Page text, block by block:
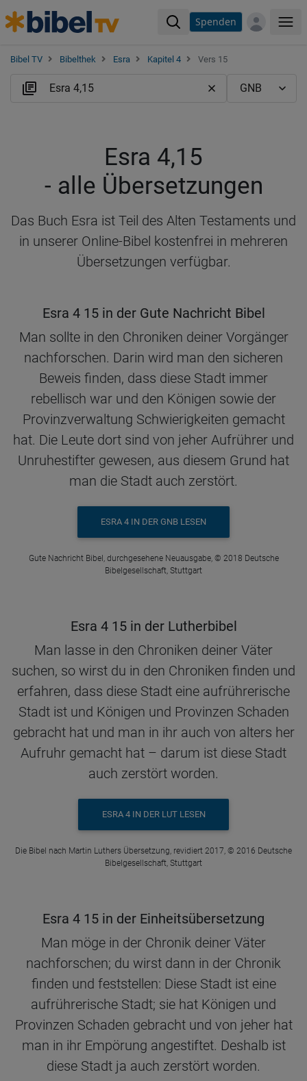
Spenden
Bibel TV Bibelthek Esra Kapitel 4 Vers 15
Esra 4,15
- alle Übersetzungen
Das Buch Esra ist Teil des Alten Testaments und
in unserer Online-Bibel kostenfrei in mehreren
Übersetzungen verfügbar.
Esra 4 15 in der Gute Nachricht Bibel
Man sollte in den Chroniken deiner Vorgänger
nachforschen. Darin wird man den sicheren
Beweis finden, dass diese Stadt immer
rebellisch war und den Königen sowie der
Provinzverwaltung Schwierigkeiten gemacht
hat. Die Leute dort sind von jeher Aufrührer und
Unruhestifter gewesen, aus diesem Grund hat
man die Stadt auch zerstört.
ESRA 4 IN DER GNB LESEN
Gute Nachricht Bibel, durchgesehene Neuausgabe, © 2018 Deutsche
Bibelgesellschaft, Stuttgart
Esra 4 15 in der Lutherbibel
Man lasse in den Chroniken deiner Väter
suchen, so wirst du in den Chroniken finden und
erfahren, dass diese Stadt eine aufrührerische
Stadt ist und Königen und Provinzen Schaden
gebracht hat und man in ihr auch von alters her
Aufruhr gemacht hat – darum ist diese Stadt
auch zerstört worden.
ESRA 4 IN DER LUT LESEN
Die Bibel nach Martin Luthers Übersetzung, revidiert 2017, © 2016 Deutsche
Bibelgesellschaft, Stuttgart
Esra 4 15 in der Einheitsübersetzung
Man möge in der Chronik deiner Väter
nachforschen; du wirst dann in der Chronik
finden und feststellen: Diese Stadt ist eine
aufrührerische Stadt; sie hat Königen und
Provinzen Schaden gebracht und von jeher hat
man in ihr Empörung angestiftet. Deshalb ist
diese Stadt ja auch zerstört worden.